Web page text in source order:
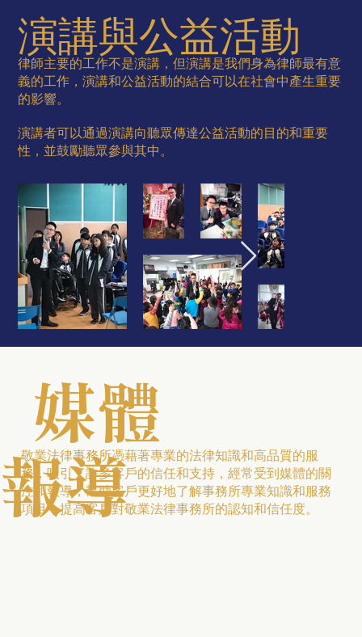
律師主要的工作不是演講，但演講是我們身為律師最有意
義的工作，演講和公益活動的結合可以在社會中產生重要
的影響。
演講者可以通過演講向聽眾傳達公益活動的目的和重要
性，並鼓勵聽眾參與其中。
演講與公益活動
媒體
報導​
敬業法律事務所憑藉著專業的法律知識和高品質的服
務，吸引了許多客戶的信任和支持，經常受到媒體的關
注和報導，幫助客戶更好地了解事務所專業知識和服務
項目，提高客戶對敬業法律事務所的認知和信任度。